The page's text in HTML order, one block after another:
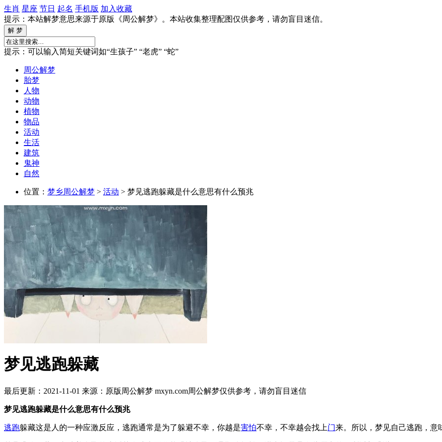
生肖 星座 节日 起名 手机版 加入收藏
提示：本站解梦意思来源于原版《周公解梦》。本站收集整理配图仅供参考，请勿盲目迷信。
提示：可以输入简短关键词如“生孩子” “老虎” “蛇”
周公解梦
胎梦
人物
动物
植物
物品
活动
生活
建筑
鬼神
自然
位置： 梦乡周公解梦 > 活动 > 梦见逃跑躲藏是什么意思有什么预兆
梦见逃跑躲藏
最后更新：2021-11-01 来源：原版周公解梦 mxyn.com周公解梦仅供参考，请勿盲目迷信
梦见逃跑躲藏是什么意思有什么预兆
逃跑躲藏这是人的一种应激反应，逃跑通常是为了躲避不幸，你越是害怕不幸，不幸越会找上门来。所以，梦见自己逃跑，意